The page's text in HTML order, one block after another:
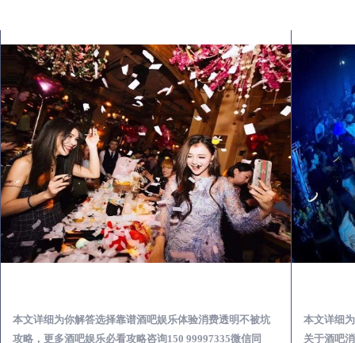
本文详细为你解答选择靠谱酒吧娱乐体验消费透明不被坑
攻略，更多酒吧娱乐必看攻略咨询150 99997335微信同
本文详细
关于酒吧